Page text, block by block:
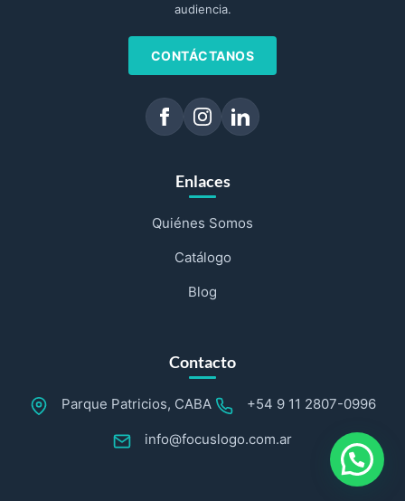
audiencia.
CONTÁCTANOS
Enlaces
Quiénes Somos
Catálogo
Blog
Contacto
Parque Patricios, CABA +54 9 11 2807-0996
info@focuslogo.com.ar